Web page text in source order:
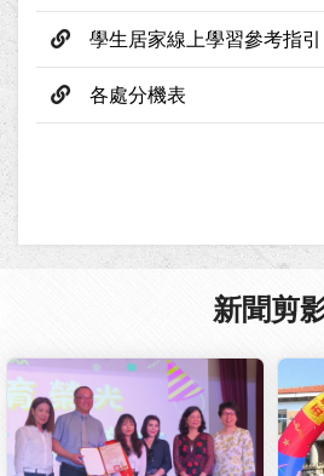
學生居家線上學習參考指引
各處分機表
新聞剪